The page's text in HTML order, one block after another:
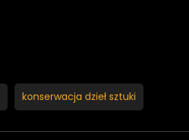
konserwacja dzieł sztuki